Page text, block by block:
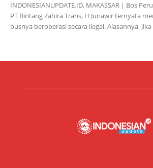
INDONESIANUPDATE.ID, MAKASSAR | Bos
PT Bintang Zahira Trans, H Junawir ternyata
busnya beroperasi secara ilegal. Alasannya,